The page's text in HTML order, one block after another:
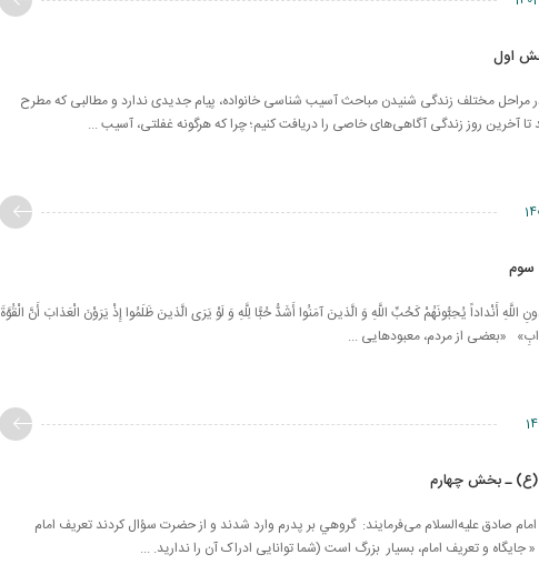
اول
مختلف زندگی شنیدن مباحث آسیب شناسی خانواده، پیام جدیدی ندارد و مطالبی که مطرح
تا آخرین روز زندگی آگاهی‌های خاصی را دریافت کنیم؛ چرا که هرگونه غفلتی، آسیب ...
سوم
أَنْداداً يُحِبُّونَهُمْ كَحُبِّ اللَّهِ وَ الَّذينَ آمَنُوا أَشَدُّ حُبًّا لِلَّهِ وَ لَوْ يَرَى الَّذينَ ظَلَمُوا إِذْ يَرَوْنَ الْعَذابَ أَنَّ الْقُوَّةَ
«بعضی از مردم، معبودهایی ...
(ع) ـ بخش چهارم
صادق علیه‌السلام می‌فرمايند: گروهي بر پدرم وارد شدند و از حضرت سؤال كردند تعريف امام
و تعريف امام، بسیار بزرگ‌ است (شما توانایی ادراک آن را ندارید. ...